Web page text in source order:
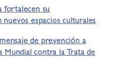
fortalecen su
espacios culturales
de prevención a
Mundial contra la Trata de